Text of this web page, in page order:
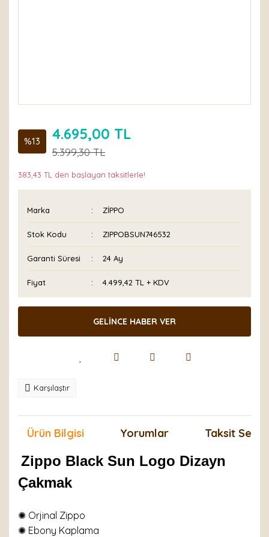
%13 4.695,00 TL
5.399,30 TL
383,43 TL den başlayan taksitlerle!
Marka ZİPPO
Stok Kodu ZIPPOBSUN746532
Garanti Süresi 24 Ay
Fiyat 4.499,42 TL + KDV
GELİNCE HABER VER
Karşılaştır
Ürün Bilgisi Yorumlar Taksit
Zippo Black Sun Logo Dizayn
Çakmak
✺ Orjinal Zippo
✺ Ebony Kaplama